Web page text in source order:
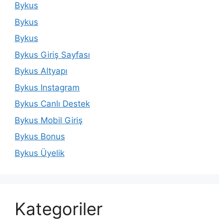
Bykus
Bykus
Bykus
Bykus Giriş Sayfası
Bykus Altyapı
Bykus Instagram
Bykus Canlı Destek
Bykus Mobil Giriş
Bykus Bonus
Bykus Üyelik
Kategoriler